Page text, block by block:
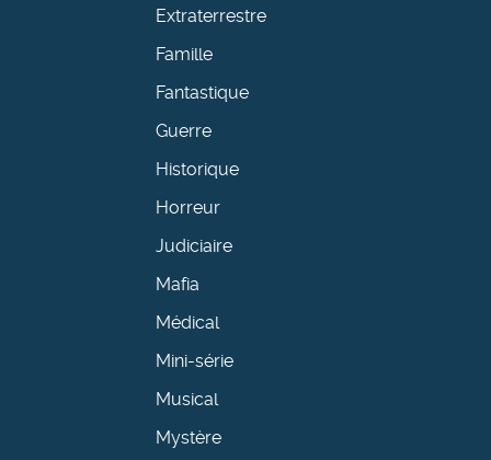
Extraterrestre
Famille
Fantastique
Guerre
Historique
Horreur
Judiciaire
Mafia
Médical
Mini-série
Musical
Mystère